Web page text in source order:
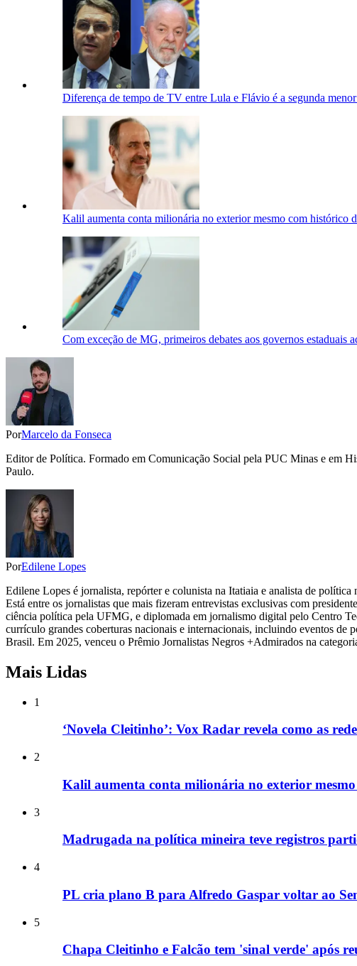
Diferença de tempo de TV entre Lula e Flávio é a segunda
Kalil aumenta conta milionária no exterior mesmo com histórico
Com exceção de MG, primeiros debates aos governos estaduais
PorMarcelo da Fonseca
Editor de Política. Formado em Comunicação Social pela PUC Minas e em
Paulo.
PorEdilene Lopes
Edilene Lopes é jornalista, repórter e colunista na Itatiaia e analista de
Está entre os jornalistas que mais fizeram entrevistas exclusivas com
ciência política pela UFMG, e diplomada em jornalismo digital pelo Centro
currículo grandes coberturas nacionais e internacionais, incluindo eventos
Brasil. Em 2025, venceu o Prêmio Jornalistas Negros +Admirados na
Mais Lidas
1
‘Novela Cleitinho’: Vox Radar revela como as
2
Kalil aumenta conta milionária no exterior
3
Madrugada na política mineira teve registros
4
PL cria plano B para Alfredo Gaspar voltar ao
5
Chapa Cleitinho e Falcão tem 'sinal verde' após